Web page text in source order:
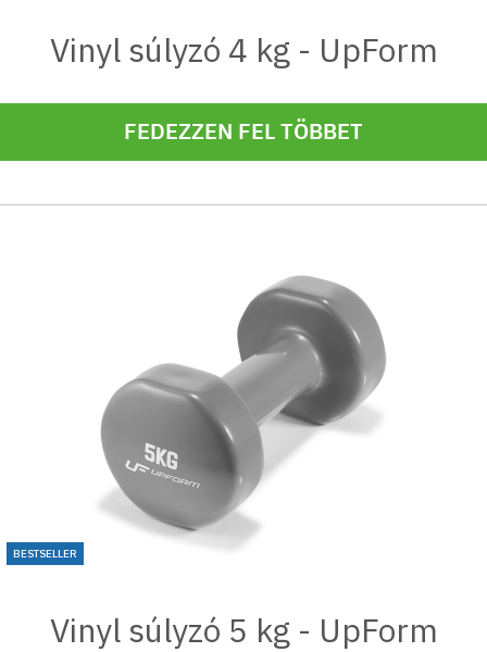
Vinyl súlyzó 4 kg - UpForm
FEDEZZEN FEL TÖBBET
BESTSELLER
Vinyl súlyzó 5 kg - UpForm